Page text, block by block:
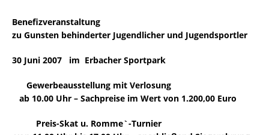
Benefizveranstaltung
zu Gunsten behinderter Jugendlicher und Jugendsportler
30 Juni 2007 im Erbacher Sportpark
Gewerbeausstellung mit Verlosung
ab 10.00 Uhr – Sachpreise im Wert von 1.200,00 Euro
Preis-Skat u. Romme`-Turnier